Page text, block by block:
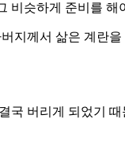
비슷하게 준비를 해
께서 삶은 계란
국 버리게 되었기 때